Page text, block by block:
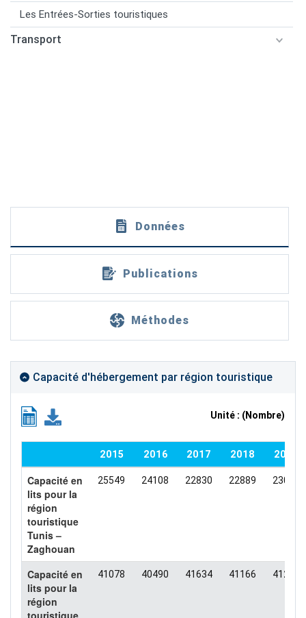
Les Entrées-Sorties touristiques
Transport
Données
Publications
Méthodes
Capacité d'hébergement par région touristique
Unité : (Nombre)
2015 2016 2017 2018 2019
Capacité en
lits pour la
région
touristique
Tunis –
Zaghouan
25549 24108 22830 22889 23071
Capacité en
lits pour la
région
touristique
41078 40490 41634 41166 41206